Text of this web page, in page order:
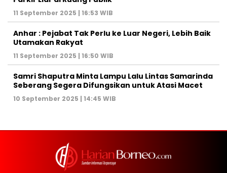
11 September 2025 | 16:53 WIB
Anhar : Pejabat Tak Perlu ke Luar Negeri, Lebih Baik
Utamakan Rakyat
11 September 2025 | 16:50 WIB
Samri Shaputra Minta Lampu Lalu Lintas Samarinda
Seberang Segera Difungsikan untuk Atasi Macet
10 September 2025 | 14:45 WIB